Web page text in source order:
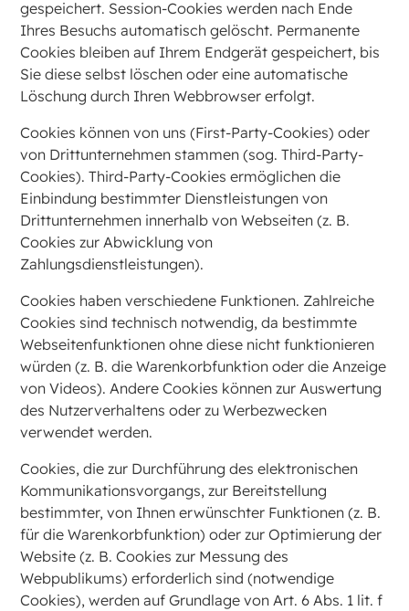
gespeichert. Session-Cookies werden nach Ende
Ihres Besuchs automatisch gelöscht. Permanente
Cookies bleiben auf Ihrem Endgerät gespeichert, bis
Sie diese selbst löschen oder eine automatische
Löschung durch Ihren Webbrowser erfolgt.
Cookies können von uns (First-Party-Cookies) oder
von Drittunternehmen stammen (sog. Third-Party-
Cookies). Third-Party-Cookies ermöglichen die
Einbindung bestimmter Dienstleistungen von
Drittunternehmen innerhalb von Webseiten (z. B.
Cookies zur Abwicklung von
Zahlungsdienstleistungen).
Cookies haben verschiedene Funktionen. Zahlreiche
Cookies sind technisch notwendig, da bestimmte
Webseitenfunktionen ohne diese nicht funktionieren
würden (z. B. die Warenkorbfunktion oder die Anzeige
von Videos). Andere Cookies können zur Auswertung
des Nutzerverhaltens oder zu Werbezwecken
verwendet werden.
Cookies, die zur Durchführung des elektronischen
Kommunikationsvorgangs, zur Bereitstellung
bestimmter, von Ihnen erwünschter Funktionen (z. B.
für die Warenkorbfunktion) oder zur Optimierung der
Website (z. B. Cookies zur Messung des
Webpublikums) erforderlich sind (notwendige
Cookies), werden auf Grundlage von Art. 6 Abs. 1 lit. f